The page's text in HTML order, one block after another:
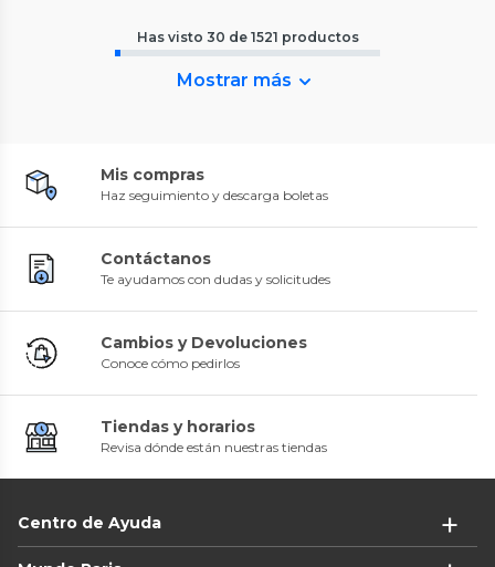
Has visto 30 de 1521 productos
Mostrar más
Mis compras
Haz seguimiento y descarga boletas
Contáctanos
Te ayudamos con dudas y solicitudes
Cambios y Devoluciones
Conoce cómo pedirlos
Tiendas y horarios
Revisa dónde están nuestras tiendas
Centro de Ayuda